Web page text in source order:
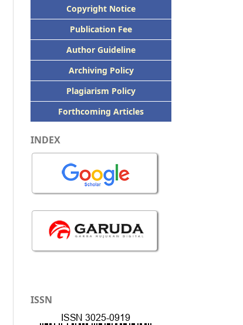
Copyright Notice
Publication Fee
Author Guideline
Archiving Policy
Plagiarism Policy
Forthcoming Articles
INDEX
ISSN